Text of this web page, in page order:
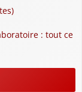
: tout ce